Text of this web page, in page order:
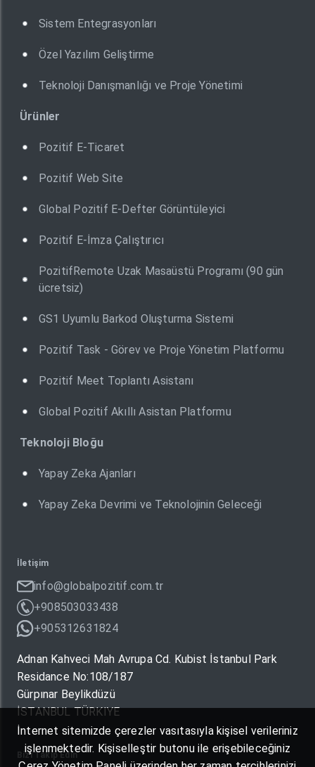
Sistem Entegrasyonları
Özel Yazılım Geliştirme
Teknoloji Danışmanlığı ve Proje Yönetimi
Ürünler
Pozitif E-Ticaret
Pozitif Web Site
Global Pozitif E-Defter Görüntüleyici
Pozitif E-İmza Çalıştırıcı
PozitifRemote Uzak Masaüstü Programı (90 gün
ücretsiz)
GS1 Uyumlu Barkod Oluşturma Sistemi
Pozitif Task - Görev ve Proje Yönetim Platformu
Pozitif Meet Toplantı Asistanı
Global Pozitif Akıllı Asistan Platformu
Teknoloji Bloğu
Yapay Zeka Ajanları
Yapay Zeka Devrimi ve Teknolojinin Geleceği
İletişim
info@globalpozitif.com.tr
+908503033438
+905312631824
Adnan Kahveci Mah Avrupa Cd. Kubist İstanbul Park
Residance No:108/187
Gürpınar Beylikdüzü
İSTANBUL TÜRKIYE
Bizi Takip Edin
İnternet sitemizde çerezler vasıtasıyla kişisel verileriniz
işlenmektedir. Kişiselleştir butonu ile erişebileceğiniz